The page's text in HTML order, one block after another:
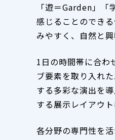
「遊＝Garden」
感じることのでき
みやすく、自然と
1日の時間帯に合わ
ブ要素を取り入れ
する多彩な演出を
する展示レイアウト
各分野の専門性を